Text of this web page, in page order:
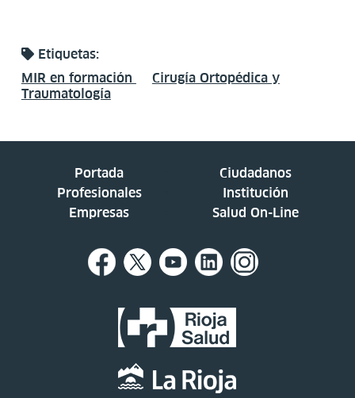
Etiquetas:
MIR en formación
Cirugía Ortopédica y
Traumatología
Portada
Ciudadanos
Profesionales
Institución
Empresas
Salud On-Line